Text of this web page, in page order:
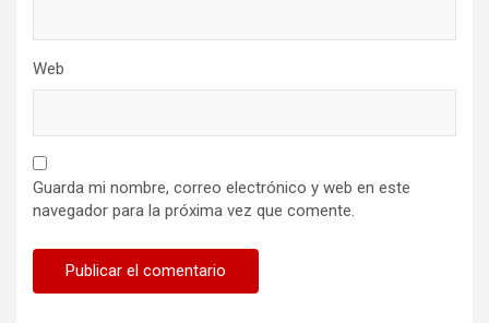
Web
Guarda mi nombre, correo electrónico y web en este
navegador para la próxima vez que comente.